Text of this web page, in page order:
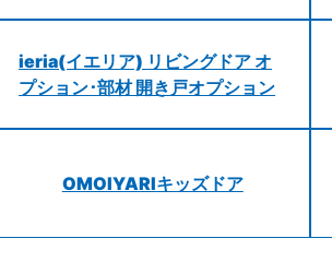
ieria(イエリア) リビングドア オ
プション･部材 開き戸オプション
OMOIYARIキッズドア